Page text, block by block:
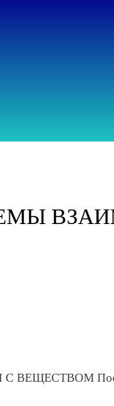
ВЕЩЕСТВОМ